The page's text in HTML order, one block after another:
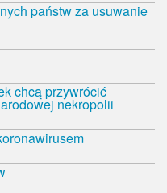
państw za usuwanie
chcą przywrócić
nekropolii